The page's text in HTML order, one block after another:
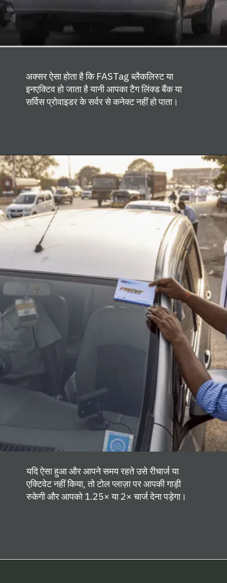
अक्सर ऐसा होता है कि FASTag ब्लैकलिस्ट या
इनएक्टिव हो जाता है यानी आपका टैग लिंक्ड बैंक या
सर्विस प्रोवाइडर के सर्वर से कनेक्ट नहीं हो पाता।
यदि ऐसा हुआ और आपने समय रहते उसे रीचार्ज या
एक्टिवेट नहीं किया, तो टोल प्लाज़ा पर आपकी गाड़ी
रुकेगी और आपको 1.25× या 2× चार्ज देना पड़ेगा।